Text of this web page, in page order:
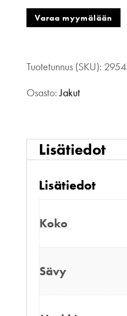
määrä
Varaa myymälään
Tuotetunnus (SKU): 2954
Osasto:Jakut
Lisätiedot
Lisätiedot
Koko
Sävy